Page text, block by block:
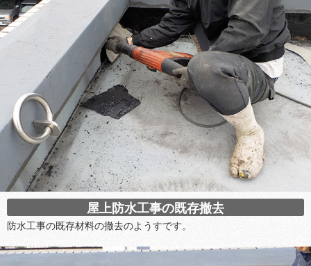
屋上防水工事の既存撤去
防水工事の既存材料の撤去のようすです。